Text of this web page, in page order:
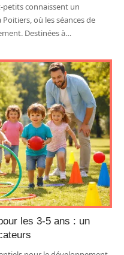
connaissent un
où les séances de
Destinées à…
les 3-5 ans : un